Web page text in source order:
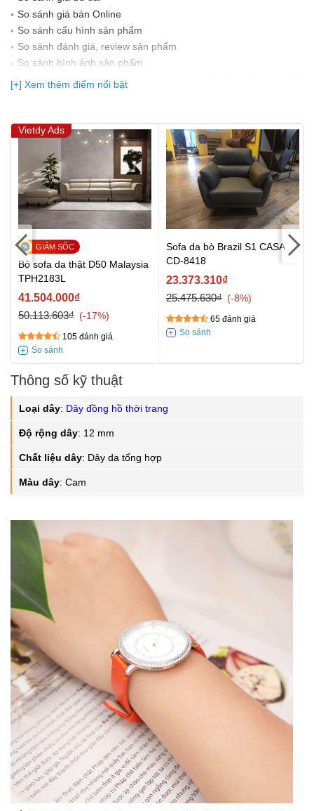
So sánh giá bán Online
So sánh cấu hình sản phẩm
So sánh đánh giá, review sản phẩm
So sảnh hình ảnh sản phẩm
(Bạn đang được xem so sánh giá, xem giá biến động Realtime 10
lần cập nhật gần nhất)
[+] Xem thêm điểm nổi bật
Vietdy Ads
Bộ sofa da thật D50 Malaysia
TPH2183L
41.504.000₫
50.113.603₫
-17%
105 đánh giá
Sofa da bò Brazil S1 CASA
CD-8418
23.373.310₫
25.475.630₫
-8%
65 đánh giá
Thông số kỹ thuật
Loại dây: Dây đồng hồ thời trang
Độ rộng dây: 12 mm
Chất liệu dây: Dây da tổng hợp
Màu dây: Cam